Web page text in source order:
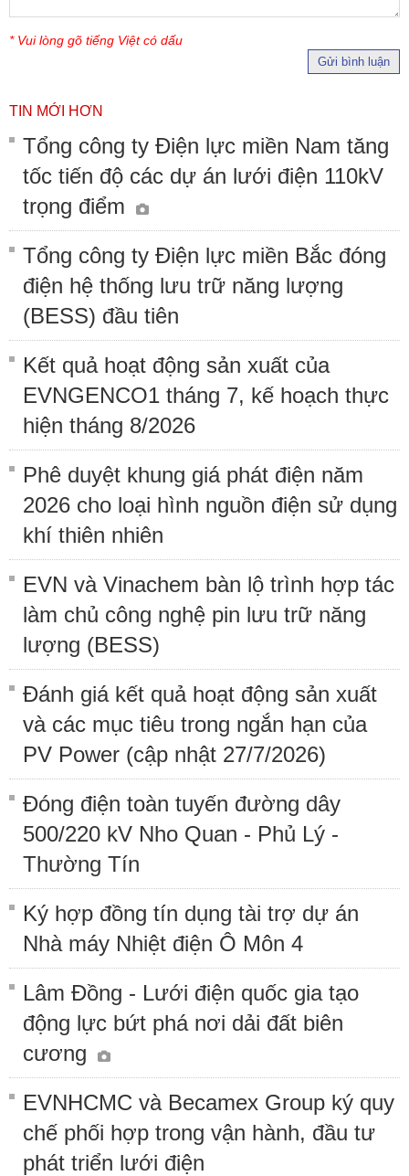
* Vui lòng gõ tiếng Việt có dấu
Gửi bình luận
TIN MỚI HƠN
Tổng công ty Điện lực miền Nam tăng
tốc tiến độ các dự án lưới điện 110kV
trọng điểm
Tổng công ty Điện lực miền Bắc đóng
điện hệ thống lưu trữ năng lượng
(BESS) đầu tiên
Kết quả hoạt động sản xuất của
EVNGENCO1 tháng 7, kế hoạch thực
hiện tháng 8/2026
Phê duyệt khung giá phát điện năm
2026 cho loại hình nguồn điện sử dụng
khí thiên nhiên
EVN và Vinachem bàn lộ trình hợp tác
làm chủ công nghệ pin lưu trữ năng
lượng (BESS)
Đánh giá kết quả hoạt động sản xuất
và các mục tiêu trong ngắn hạn của
PV Power (cập nhật 27/7/2026)
Đóng điện toàn tuyến đường dây
500/220 kV Nho Quan - Phủ Lý -
Thường Tín
Ký hợp đồng tín dụng tài trợ dự án
Nhà máy Nhiệt điện Ô Môn 4
Lâm Đồng - Lưới điện quốc gia tạo
động lực bứt phá nơi dải đất biên
cương
EVNHCMC và Becamex Group ký quy
chế phối hợp trong vận hành, đầu tư
phát triển lưới điện